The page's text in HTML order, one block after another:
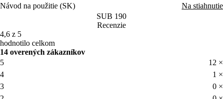
Návod na použitie (SK)
Na stiahnutie
SUB 190
Recenzie
4,6 z 5
hodnotilo celkom
14 overených zákazníkov
5
12 ×
4
1 ×
3
0 ×